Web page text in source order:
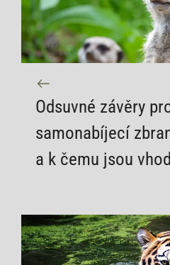
Odsuvné závěry
samonabíjecí
a k čemu jsou